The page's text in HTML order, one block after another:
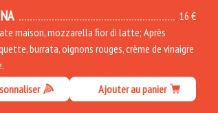
16 €
maison, mozzarella fior di latte; Après
burrata, oignons rouges, crème de vinaigre
Ajouter au panier